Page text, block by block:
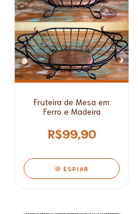
Fruteira de Mesa em
Ferro e Madeira
R$99,90
ESPIAR